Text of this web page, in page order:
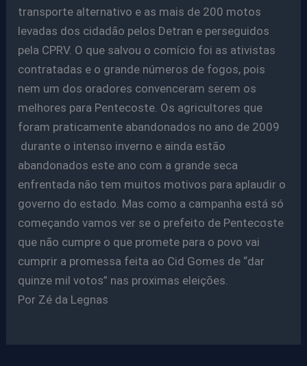
transporte alternativo e as mais de 200 motos
levadas dos cidadão pelos Detran e perseguidos
pela CPRV. O que salvou o comício foi as ativistas
contratadas e o grande números de fogos, pois
nem um dos oradores convenceram serem os
melhores para Pentecoste. Os agricultores que
foram praticamente abandonados no ano de 2009
durante o intenso inverno e ainda estão
abandonados este ano com a grande seca
enfrentada não tem muitos motivos para aplaudir o
governo do estado. Mas como a campanha está só
começando vamos ver se o prefeito de Pentecoste
que não cumpre o que promete para o povo vai
cumprir a promessa feita ao Cid Gomes de “dar
quinze mil votos” nas proximas eleições.
Por Zé da Legnas